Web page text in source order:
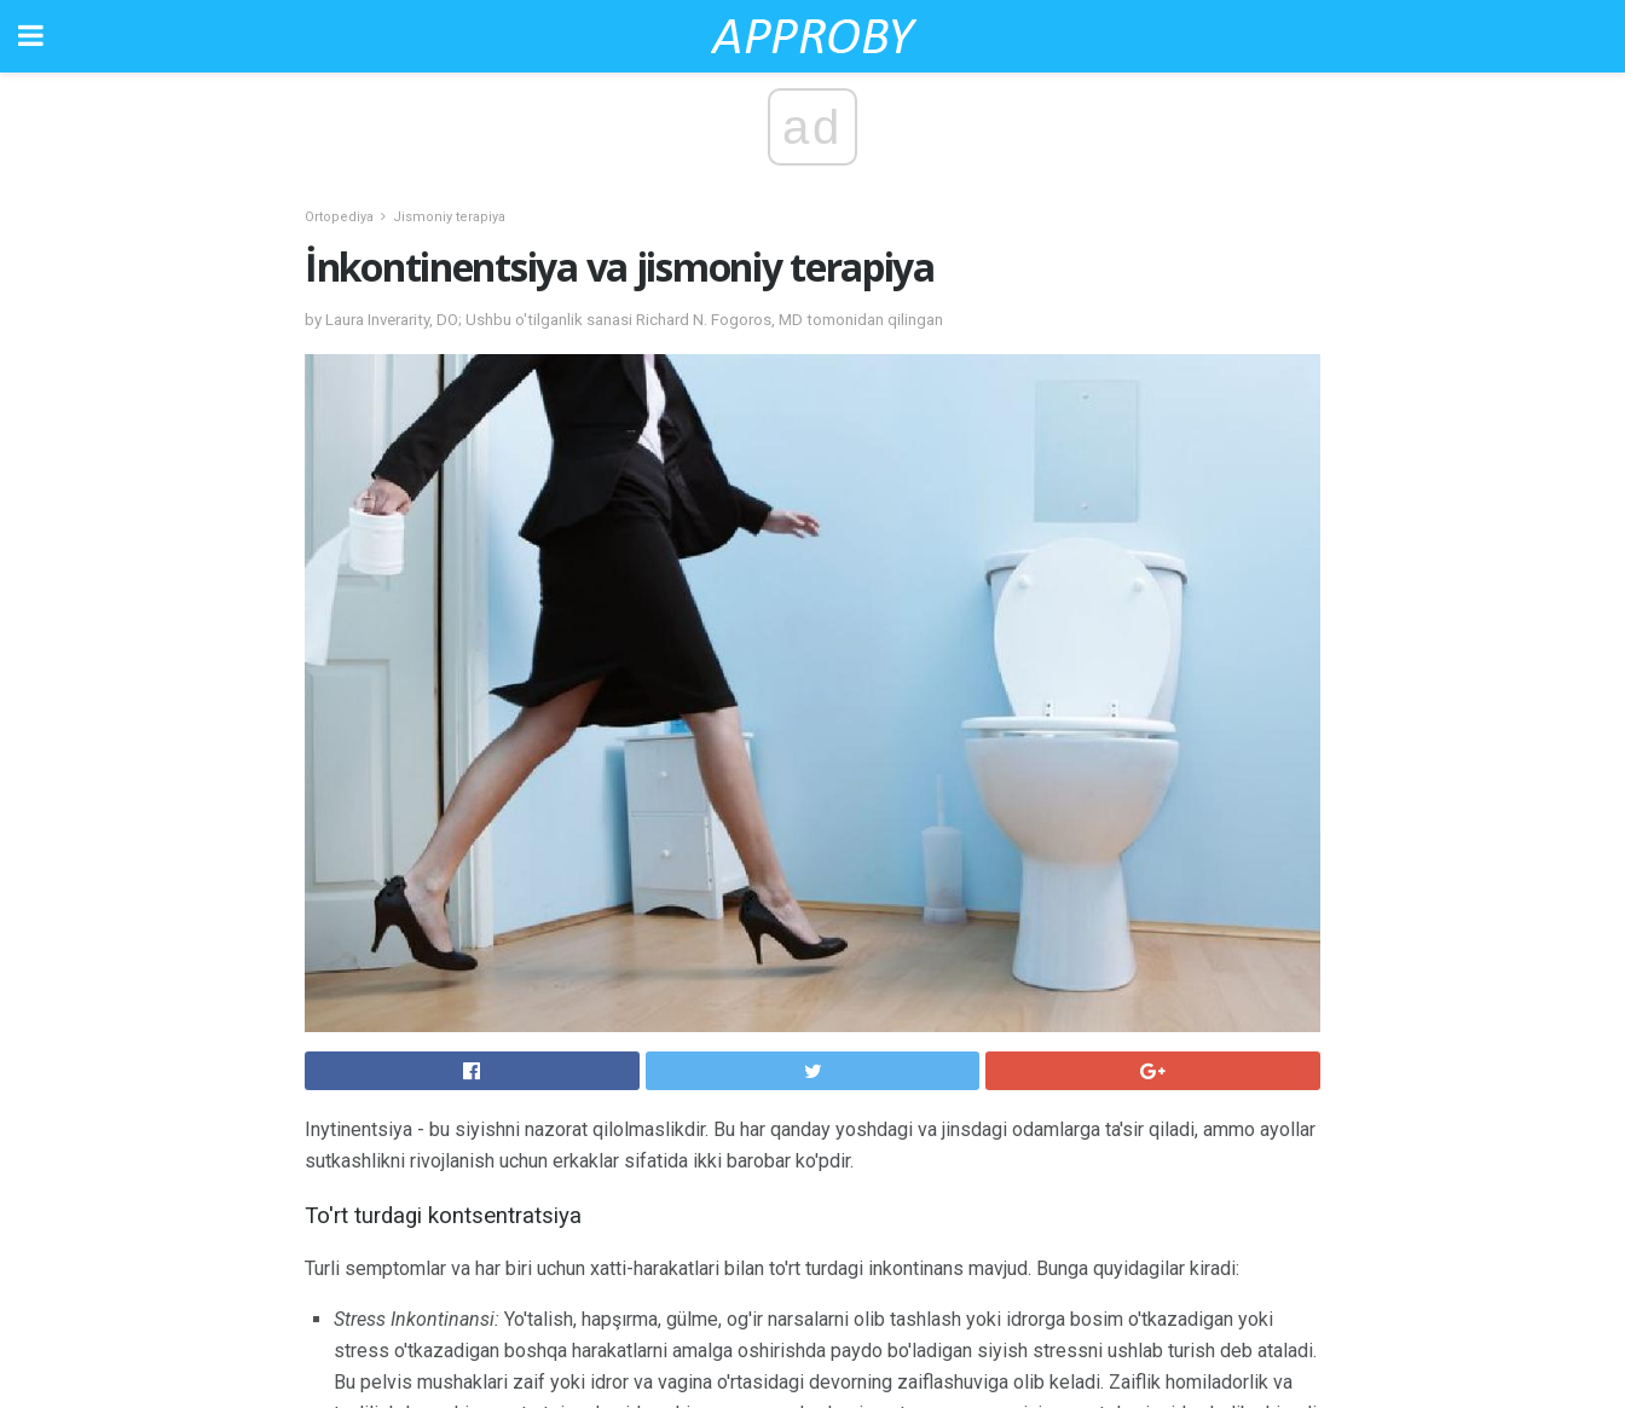
ad
Ortopediya Jismoniy terapiya
İnkontinentsiya va jismoniy terapiya
by Laura Inverarity, DO; Ushbu o'tilganlik sanasi Richard N. Fogoros, MD tomonidan qilingan
Inytinentsiya - bu siyishni nazorat qilolmaslikdir. Bu har qanday yoshdagi va jinsdagi odamlarga ta'sir qiladi, ammo ayollar
sutkashlikni rivojlanish uchun erkaklar sifatida ikki barobar ko'pdir.
To'rt turdagi kontsentratsiya
Turli semptomlar va har biri uchun xatti-harakatlari bilan to'rt turdagi inkontinans mavjud. Bunga quyidagilar kiradi:
Stress Inkontinansi: Yo'talish, hapşırma, gülme, og'ir narsalarni olib tashlash yoki idrorga bosim o'tkazadigan yoki
stress o'tkazadigan boshqa harakatlarni amalga oshirishda paydo bo'ladigan siyish stressni ushlab turish deb ataladi.
Bu pelvis mushaklari zaif yoki idror va vagina o'rtasidagi devorning zaiflashuviga olib keladi. Zaiflik homiladorlik va